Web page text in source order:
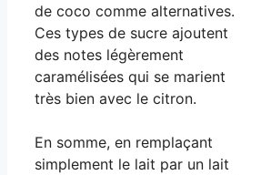
de coco comme alternatives.
Ces types de sucre ajoutent
des notes légèrement
caramélisées qui se marient
très bien avec le citron.
En somme, en remplaçant
simplement le lait par un lait